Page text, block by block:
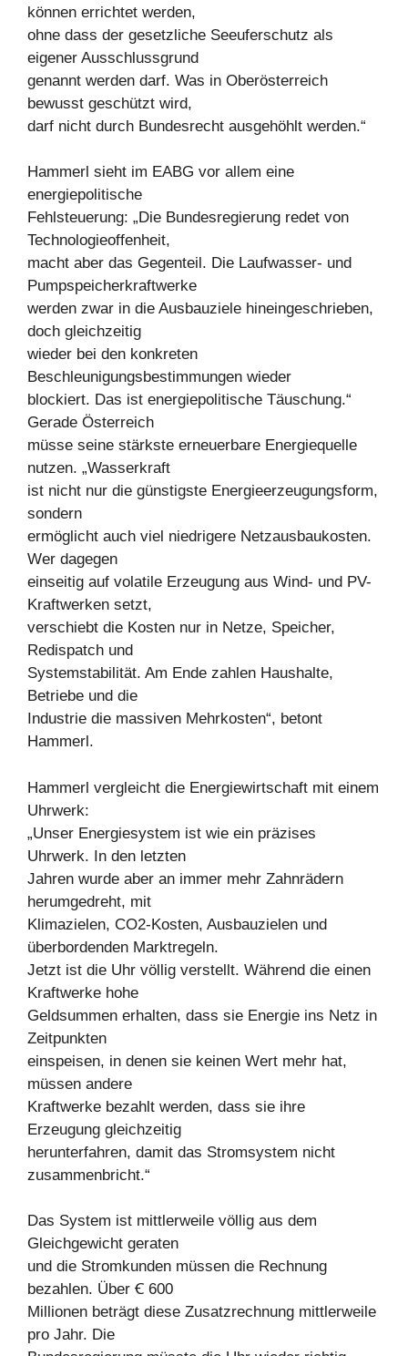
können errichtet werden,
ohne dass der gesetzliche Seeuferschutz als
eigener Ausschlussgrund
genannt werden darf. Was in Oberösterreich
bewusst geschützt wird,
darf nicht durch Bundesrecht ausgehöhlt werden.“
Hammerl sieht im EABG vor allem eine
energiepolitische
Fehlsteuerung: „Die Bundesregierung redet von
Technologieoffenheit,
macht aber das Gegenteil. Die Laufwasser- und
Pumpspeicherkraftwerke
werden zwar in die Ausbauziele hineingeschrieben,
doch gleichzeitig
wieder bei den konkreten
Beschleunigungsbestimmungen wieder
blockiert. Das ist energiepolitische Täuschung.“
Gerade Österreich
müsse seine stärkste erneuerbare Energiequelle
nutzen. „Wasserkraft
ist nicht nur die günstigste Energieerzeugungsform,
sondern
ermöglicht auch viel niedrigere Netzausbaukosten.
Wer dagegen
einseitig auf volatile Erzeugung aus Wind- und PV-
Kraftwerken setzt,
verschiebt die Kosten nur in Netze, Speicher,
Redispatch und
Systemstabilität. Am Ende zahlen Haushalte,
Betriebe und die
Industrie die massiven Mehrkosten“, betont
Hammerl.
Hammerl vergleicht die Energiewirtschaft mit einem
Uhrwerk:
„Unser Energiesystem ist wie ein präzises
Uhrwerk. In den letzten
Jahren wurde aber an immer mehr Zahnrädern
herumgedreht, mit
Klimazielen, CO2-Kosten, Ausbauzielen und
überbordenden Marktregeln.
Jetzt ist die Uhr völlig verstellt. Während die einen
Kraftwerke hohe
Geldsummen erhalten, dass sie Energie ins Netz in
Zeitpunkten
einspeisen, in denen sie keinen Wert mehr hat,
müssen andere
Kraftwerke bezahlt werden, dass sie ihre
Erzeugung gleichzeitig
herunterfahren, damit das Stromsystem nicht
zusammenbricht.“
Das System ist mittlerweile völlig aus dem
Gleichgewicht geraten
und die Stromkunden müssen die Rechnung
bezahlen. Über Ꞓ 600
Millionen beträgt diese Zusatzrechnung mittlerweile
pro Jahr. Die